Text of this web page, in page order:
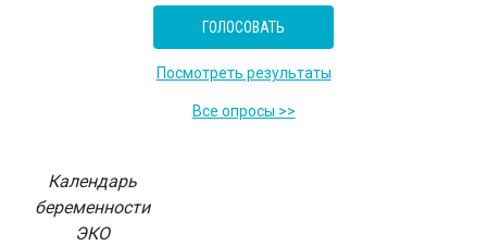
Посмотреть результаты
Все опросы >>
Календарь
беременности
ЭКО